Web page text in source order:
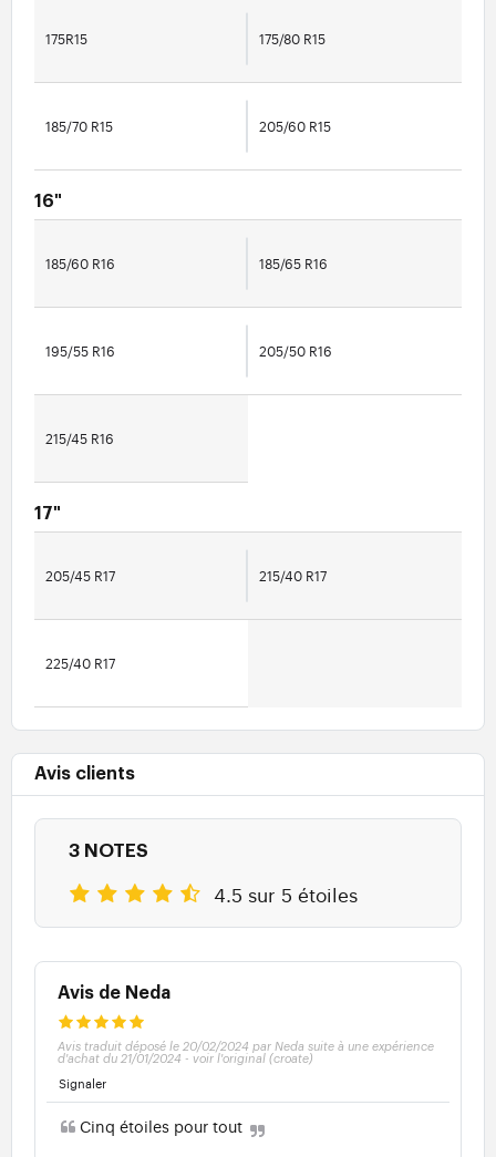
175R15 175/80 R15
185/70 R15 205/60 R15
16"
185/60 R16 185/65 R16
195/55 R16 205/50 R16
215/45 R16
17"
205/45 R17 215/40 R17
225/40 R17
Avis clients
3 NOTES
4.5 sur 5 étoiles
Avis de Neda
Avis traduit déposé le 20/02/2024 par Neda suite à une expérience
d'achat du 21/01/2024 - voir l'original (croate)
Signaler
Cinq étoiles pour tout